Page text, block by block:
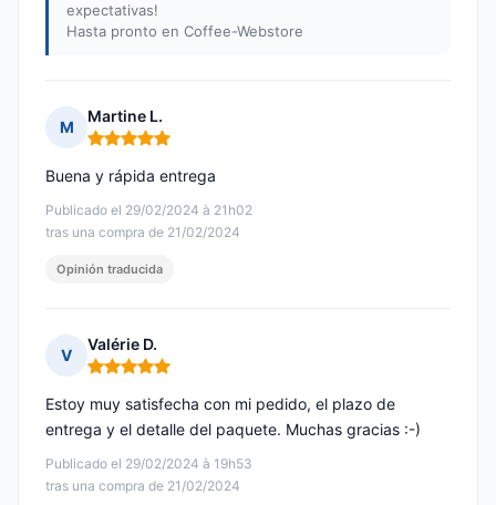
expectativas!
Hasta pronto en Coffee-Webstore
M
Martine L.
Nota: 5 de 5
Publicado el 29/02/2024 à 21h02
tras una compra de 21/02/2024
Buena y rápida entrega
Opinión traducida
V
Valérie D.
Nota: 5 de 5
Publicado el 29/02/2024 à 19h53
tras una compra de 21/02/2024
Estoy muy satisfecha con mi pedido, el plazo de
entrega y el detalle del paquete. Muchas gracias :-)